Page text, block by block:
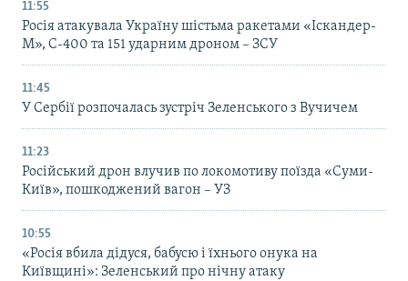
11:55
Росія атакувала Україну шістьма ракетами «Іскандер-
М», С-400 та 151 ударним дроном – ЗСУ
11:45
У Сербії розпочалась зустріч Зеленського з Вучичем
11:23
Російський дрон влучив по локомотиву поїзда «Суми-
Київ», пошкоджений вагон – УЗ
10:55
«Росія вбила дідуся, бабусю і їхнього онука на
Київщині»: Зеленський про нічну атаку